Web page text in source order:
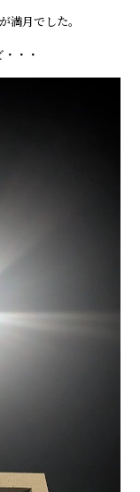
月でした。
・・